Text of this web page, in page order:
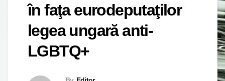
în faţa eurodeputaţilor
legea ungară anti-
LGBTQ+